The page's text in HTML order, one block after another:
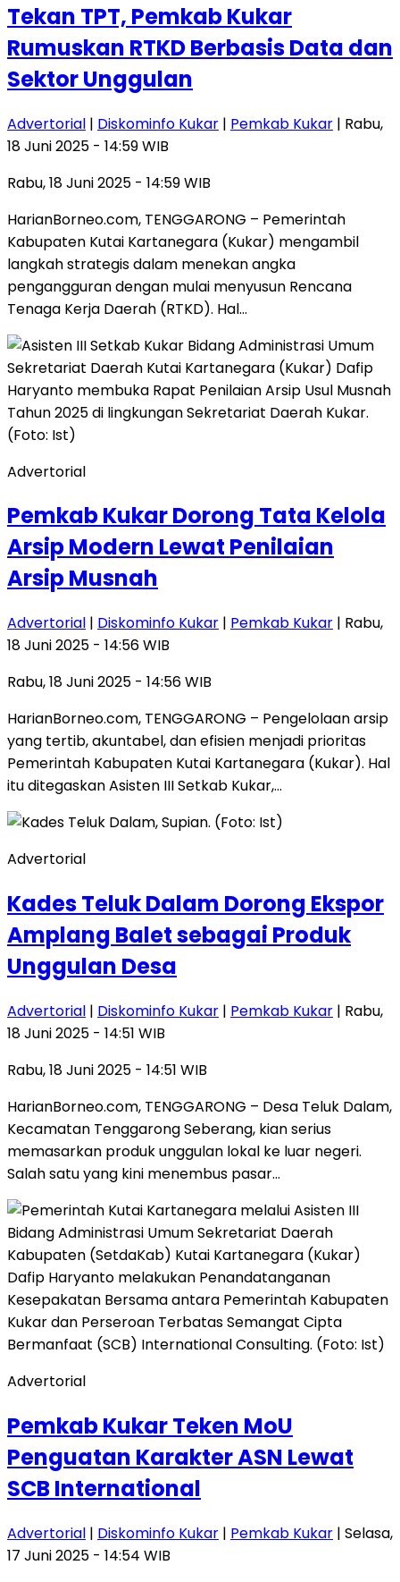
Tekan TPT, Pemkab Kukar
Rumuskan RTKD Berbasis Data dan
Sektor Unggulan
Advertorial | Diskominfo Kukar | Pemkab Kukar | Rabu,
18 Juni 2025 - 14:59 WIB
Rabu, 18 Juni 2025 - 14:59 WIB
HarianBorneo.com, TENGGARONG – Pemerintah
Kabupaten Kutai Kartanegara (Kukar) mengambil
langkah strategis dalam menekan angka
pengangguran dengan mulai menyusun Rencana
Tenaga Kerja Daerah (RTKD). Hal…
Advertorial
Pemkab Kukar Dorong Tata Kelola
Arsip Modern Lewat Penilaian
Arsip Musnah
Advertorial | Diskominfo Kukar | Pemkab Kukar | Rabu,
18 Juni 2025 - 14:56 WIB
Rabu, 18 Juni 2025 - 14:56 WIB
HarianBorneo.com, TENGGARONG – Pengelolaan arsip
yang tertib, akuntabel, dan efisien menjadi prioritas
Pemerintah Kabupaten Kutai Kartanegara (Kukar). Hal
itu ditegaskan Asisten III Setkab Kukar,…
Advertorial
Kades Teluk Dalam Dorong Ekspor
Amplang Balet sebagai Produk
Unggulan Desa
Advertorial | Diskominfo Kukar | Pemkab Kukar | Rabu,
18 Juni 2025 - 14:51 WIB
Rabu, 18 Juni 2025 - 14:51 WIB
HarianBorneo.com, TENGGARONG – Desa Teluk Dalam,
Kecamatan Tenggarong Seberang, kian serius
memasarkan produk unggulan lokal ke luar negeri.
Salah satu yang kini menembus pasar…
Advertorial
Pemkab Kukar Teken MoU
Penguatan Karakter ASN Lewat
SCB International
Advertorial | Diskominfo Kukar | Pemkab Kukar | Selasa,
17 Juni 2025 - 14:54 WIB